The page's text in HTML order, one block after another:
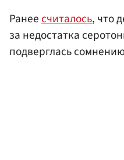
Ранеесчиталось, что
за недостатка
подверглась